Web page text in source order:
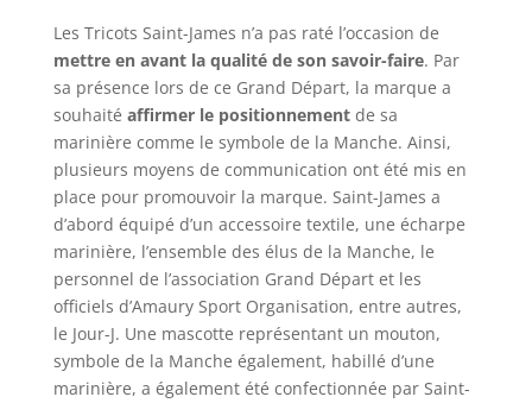
Les Tricots Saint-James n’a pas raté l’occasion de
mettre en avant la qualité de son savoir-faire. Par
sa présence lors de ce Grand Départ, la marque a
souhaité affirmer le positionnementde sa
marinière comme le symbole de la Manche. Ainsi,
plusieurs moyens de communication ont été mis en
place pour promouvoir la marque. Saint-James a
d’abord équipé d’un accessoire textile, une écharpe
marinière, l’ensemble des élus de la Manche, le
personnel de l’association Grand Départ et les
officiels d’Amaury Sport Organisation, entre autres,
le Jour-J. Une mascotte représentant un mouton,
symbole de la Manche également, habillé d’une
marinière, a également été confectionnée par Saint-